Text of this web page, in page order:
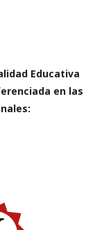
Educativa
en las